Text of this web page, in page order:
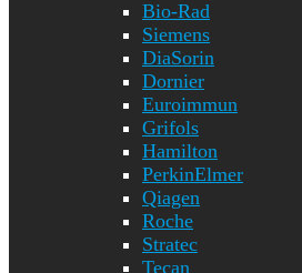
Bio-Rad
Siemens
DiaSorin
Dornier
Euroimmun
Grifols
Hamilton
PerkinElmer
Qiagen
Roche
Stratec
Tecan